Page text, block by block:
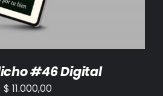
#46 Digital
$ 11.000,00